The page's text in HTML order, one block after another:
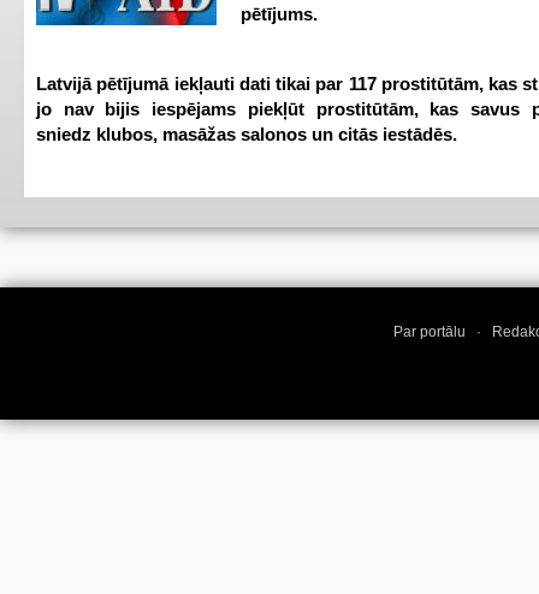
pētījums.
Latvijā pētījumā iekļauti dati tikai par 117 prostitūtām, kas
jo nav bijis iespējams piekļūt prostitūtām, kas savus
sniedz klubos, masāžas salonos un citās iestādēs.
Par portālu ·